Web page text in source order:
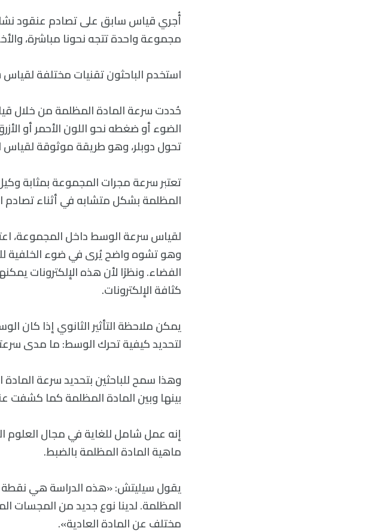
مجموعة واحدة تتجه نحونا مباشرة،
استخدم الباحثون تقنيات مختلفة
حُددت سرعة المادة المظلمة من خلال
الضوء أو ضغطه نحو اللون الأحمر أو
تحول دوبلر، وهو طريقة موثوقة
تعتبر سرعة مجرات المجموعة بمثابة
المظلمة بشكل متشابه في أثناء تصادم
لقياس سرعة الوسط داخل المجموعة،
وهو تشوه واضح يُرى في ضوء الخلفية
الفضاء. ونظرًا لأن هذه الإلكترونات
كثافة الإلكترونات.
يمكن ملاحظة التأثير الثانوي إذا كان
لتحديد كيفية تحرك الوسط: ما مدى
وهذا سمح للباحثين بتحديد سرعة المادة
بينها وبين المادة المظلمة كما كشفت
إنه عمل شامل للغاية في مجال العلوم
ماهية المادة المظلمة بالضبط.
يقول سيليتش: «هذه الدراسة هي نقطة
المظلمة. لدينا نوع جديد من المجسات
مختلف عن المادة العادية».